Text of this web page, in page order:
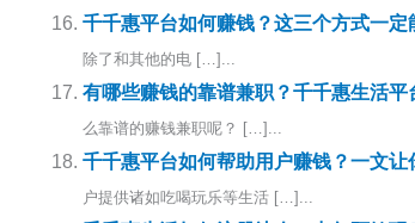
千千惠平台如何赚钱？这三个方式一定
除了和其他的电 […]...
有哪些赚钱的靠谱兼职？千千惠生活平
么靠谱的赚钱兼职呢？ […]...
千千惠平台如何帮助用户赚钱？一文让
户提供诸如吃喝玩乐等生活 […]...